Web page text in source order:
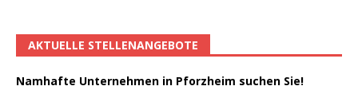
AKTUELLE STELLENANGEBOTE
Namhafte Unternehmen in Pforzheim suchen Sie!